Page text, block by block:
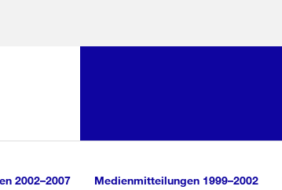
2002–2007 Medienmitteilungen 1999–2002